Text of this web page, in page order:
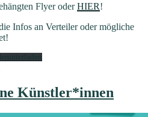
Flyer oderHIER!
Infos an Verteiler oder mögliche
Herunterladen
Künstler*innen